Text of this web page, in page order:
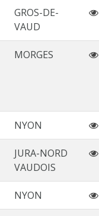
GROS-DE-
VAUD
MORGES
NYON
JURA-NORD
VAUDOIS
NYON